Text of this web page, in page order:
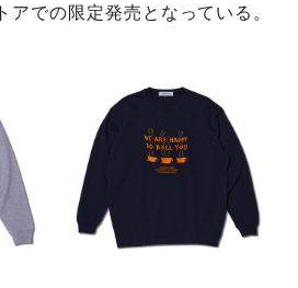
での限定発売となっている。